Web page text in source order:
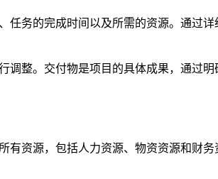
务的完成时间以及所需的资源。通过
整。交付物是项目的具体成果，通过
资源，包括人力资源、物资资源和财